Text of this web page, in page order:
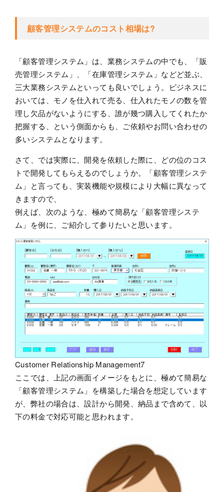
顧客管理システムのコスト相場は?
「顧客管理システム」は、業務システムの中でも、「販
売管理システム」、「在庫管理システム」などど並ぶ、
三大業務システムといっても良いでしょう。ビジネスに
おいては、モノを仕入れて売る、仕入れたモノの数を管
理し欠品がないようにする、誰が幾つ購入してくれたか
把握する、という側面からも、ご依頼やお問い合わせの
多いシステムとなります。
さて、では実際に、開発を依頼した際に、どの位のコス
トで開発してもらえるのでしょうか。「顧客管理システ
ム」と言っても、実装機能や規模により大幅に異なって
きますので、
例えば、次のような、極めて簡易な「顧客管理システ
ム」を例に、ご紹介して参りたいと思います。
Customer Relationship Management7
ここでは、上記の画面イメージをもとに、極めて簡易な
「顧客管理システム」を構築した場合を想定しています
が、弊社の場合は、設計から開発、納品まで含めて、以
下の料金で対応可能と思われます。